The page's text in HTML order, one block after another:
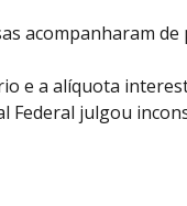
acompanharam
a alíquota
julgou